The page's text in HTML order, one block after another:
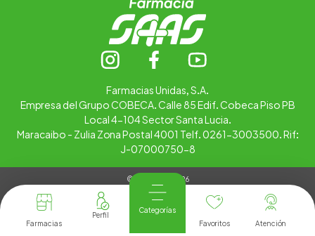
Farmacias
Categorías
Favoritos
Atención
Farmacias Unidas, S.A.
Empresa del Grupo COBECA. Calle 85 Edif. Cobeca Piso PB
Local 4-104 Sector Santa Lucia.
Maracaibo - Zulia Zona Postal 4001 Telf. 0261-3003500. Rif:
J-07000750-8
© Copyright 2026
Tienda Virtual desarrollada por
Tecnología